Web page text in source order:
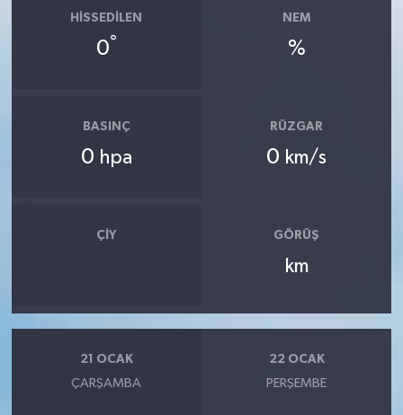
HISSEDILEN
0°
NEM
%
BASINÇ
0 hpa
RÜZGAR
0 km/s
ÇIY GÖRÜŞ
km
21 OCAK
ÇARŞAMBA
22 OCAK
PERŞEMBE